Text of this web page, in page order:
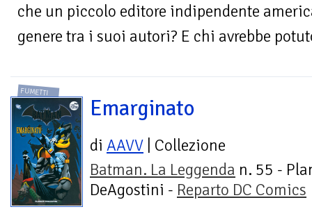
che un piccolo editore indipendente
genere tra i suoi autori? E chi avrebbe
FUMETTI
Emarginato
di AAVV | Collezione
Batman. La Leggenda n. 55 -
DeAgostini - Reparto DC Comics